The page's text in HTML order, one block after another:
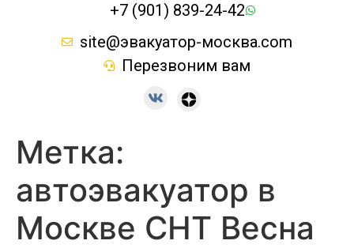
+7 (901) 839-24-42
site@эвакуатор-москва.com
Перезвоним вам
Метка:
автоэвакуатор в
Москве СНТ Весна